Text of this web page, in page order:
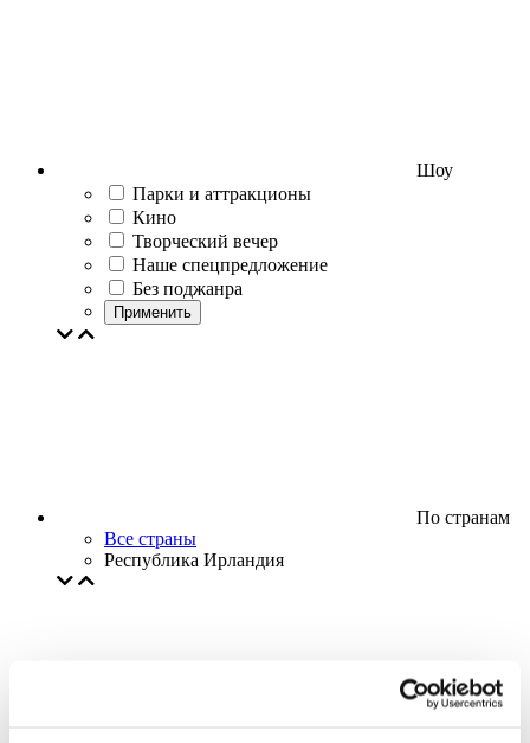
Шоу
Парки и аттракционы
Кино
Творческий вечер
Наше спецпредложение
Без поджанра
Применить
По странам
Все страны
Республика Ирландия